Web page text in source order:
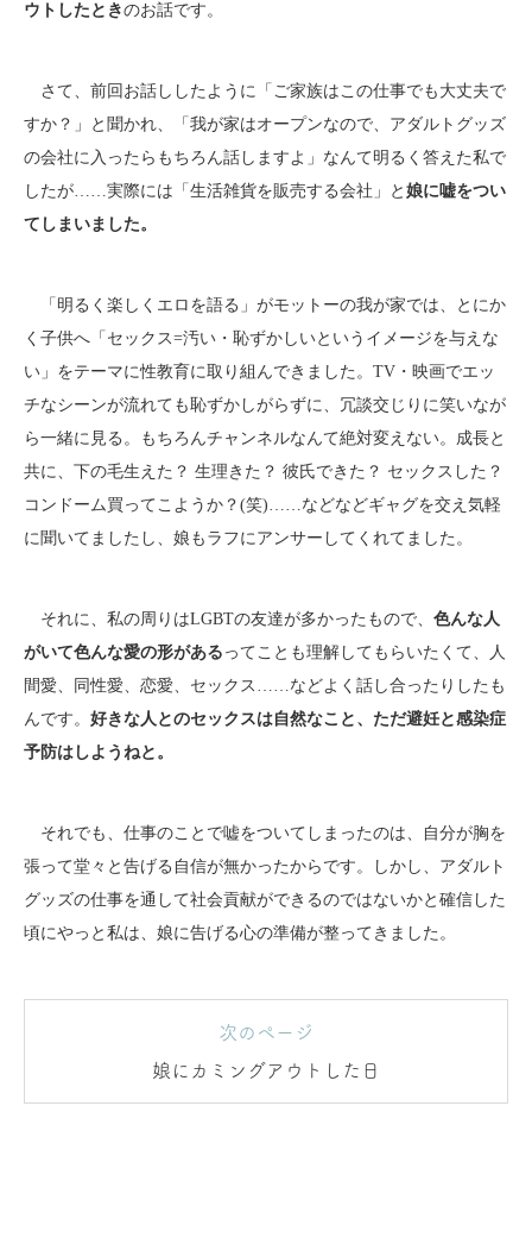
ウトしたときのお話です。
さて、前回お話ししたように「ご家族はこの仕事でも大丈夫で
すか？」と聞かれ、「我が家はオープンなので、アダルトグッズ
の会社に入ったらもちろん話しますよ」なんて明るく答えた私で
したが……実際には「生活雑貨を販売する会社」と 娘に嘘をつい
てしまいました。
「明るく楽しくエロを語る」がモットーの我が家では、とにか
く子供へ「セックス=汚い・恥ずかしいというイメージを与えな
い」をテーマに性教育に取り組んできました。TV・映画でエッ
チなシーンが流れても恥ずかしがらずに、冗談交じりに笑いなが
ら一緒に見る。もちろんチャンネルなんて絶対変えない。成長と
共に、下の毛生えた？ 生理きた？ 彼氏できた？ セックスした？
コンドーム買ってこようか？(笑)……などなどギャグを交え気軽
に聞いてましたし、娘もラフにアンサーしてくれてました。
それに、私の周りはLGBTの友達が多かったもので、 色んな人
がいて色んな愛の形がある ってことも理解してもらいたくて、人
間愛、同性愛、恋愛、セックス……などよく話し合ったりしたも
んです。 好きな人とのセックスは自然なこと、ただ避妊と感染症
予防はしようねと。
それでも、仕事のことで嘘をついてしまったのは、自分が胸を
張って堂々と告げる自信が無かったからです。しかし、アダルト
グッズの仕事を通して社会貢献ができるのではないかと確信した
頃にやっと私は、娘に告げる心の準備が整ってきました。
次のページ
娘にカミングアウトした日